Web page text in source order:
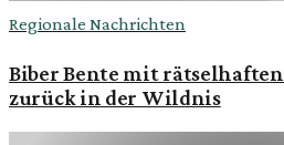
Regionale Nachrichten
Biber Bente mit
zurück in der Wildnis